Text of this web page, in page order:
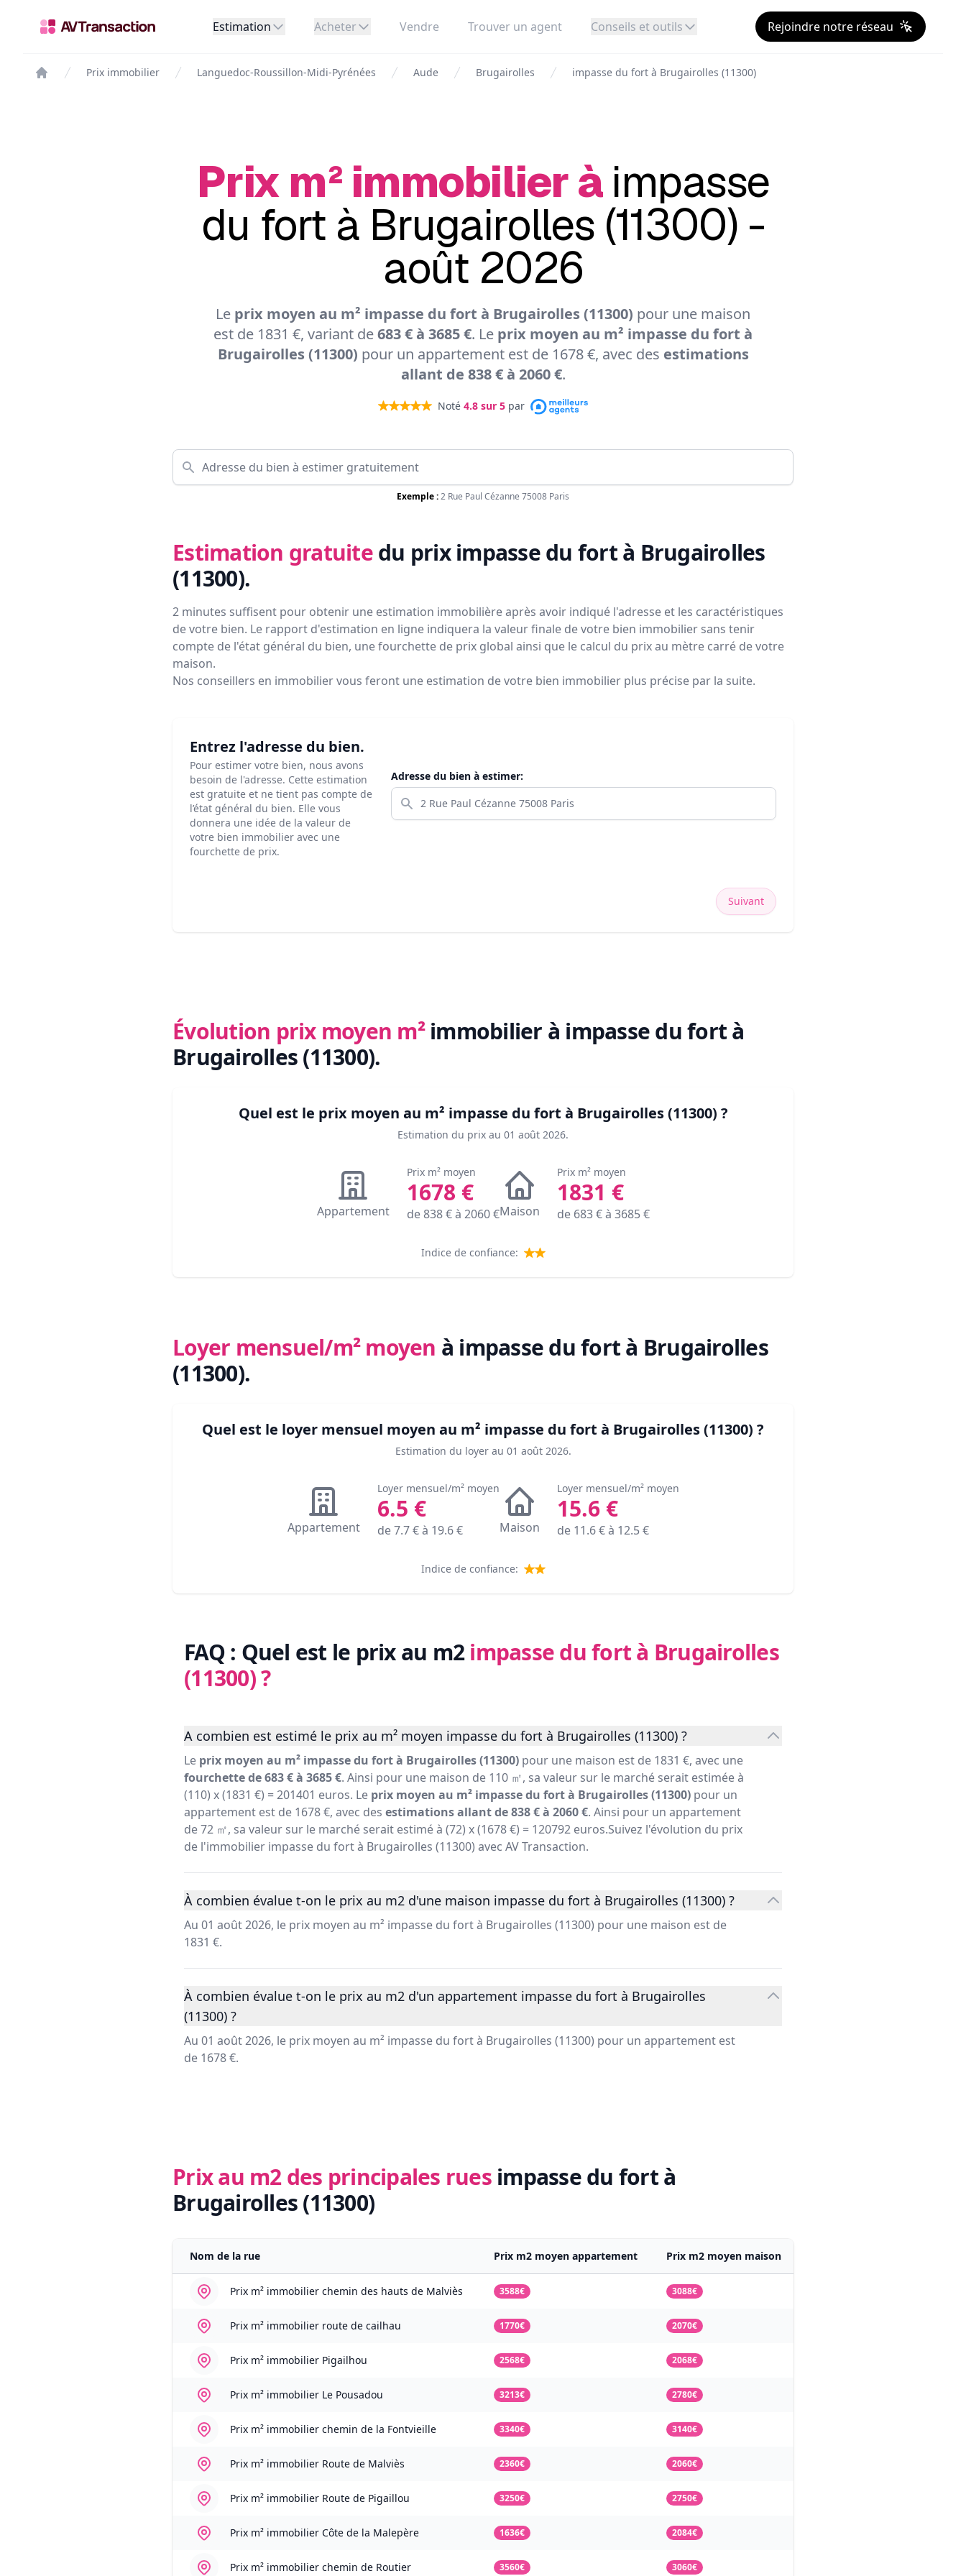
Estimation Acheter Vendre Trouver un agent Conseils et outils Rejoindre notre réseau
Prix immobilier Languedoc-Roussillon-Midi-Pyrénées Aude Brugairolles impasse du fort à Brugairolles (11300)
Prix m² immobilier à impasse
du fort à Brugairolles (11300) -
août 2026
Le prix moyen au m² impasse du fort à Brugairolles (11300) pour une maison
est de 1831 €, variant de683 € à 3685 €. Le prix moyen au m² impasse du fort à
Brugairolles (11300) pour un appartement est de 1678 €, avec des estimations
allant de 838 € à 2060 €.
Noté 4.8 sur 5 par
Exemple :2 Rue Paul Cézanne 75008 Paris
Estimation gratuite du priximpasse du fort à Brugairolles
(11300).
2 minutes suffisent pour obtenir une estimation immobilière après avoir indiqué l'adresse et les caractéristiques
de votre bien. Le rapport d'estimation en ligne indiquera la valeur finale de votre bien immobilier sans tenir
compte de l'état général du bien, une fourchette de prix global ainsi que le calcul du prix au mètre carré de votre
maison.
Nos conseillers en immobilier vous feront une estimation de votre bien immobilier plus précise par la suite.
Entrez l'adresse du bien.
Pour estimer votre bien, nous avons
besoin de l'adresse. Cette estimation
est gratuite et ne tient pas compte de
l’état général du bien. Elle vous
donnera une idée de la valeur de
votre bien immobilier avec une
fourchette de prix.
Adresse du bien à estimer:
Suivant
Évolution prix moyen m² immobilier à impasse du fort à
Brugairolles (11300).
Quel est le prix moyen au m² impasse du fort à Brugairolles (11300) ?
Estimation du prix au 01 août 2026.
Appartement
Prix m² moyen
1678 €
de838€ à 2060€Maison
Prix m² moyen
1831 €
de 683€ à 3685€
Indice de confiance:
Loyer mensuel/m² moyen à impasse du fort à Brugairolles
(11300).
Quel est le loyer mensuel moyen au m² impasse du fort à Brugairolles (11300) ?
Estimation du loyer au 01 août 2026.
Appartement
Loyer mensuel/m² moyen
6.5 €
de7.7€ à 19.6€ Maison
Loyer mensuel/m² moyen
15.6€
de 11.6€ à 12.5€
Indice de confiance:
FAQ : Quel est le prix au m2impasse du fort à Brugairolles
(11300)?
A combien est estimé le prix au m² moyen impasse du fort à Brugairolles (11300) ?
Le prix moyen au m² impasse du fort à Brugairolles (11300) pour une maison est de 1831 €, avec une
fourchette de 683 € à 3685 €. Ainsi pour une maison de 110 ㎡, sa valeur sur le marché serait estimée à
(110) x (1831 €) = 201401 euros. Le prix moyen au m² impasse du fort à Brugairolles (11300) pour un
appartement est de 1678 €, avec des estimations allant de 838 € à 2060 €. Ainsi pour un appartement
de 72 ㎡, sa valeur sur le marché serait estimé à (72) x (1678 €) = 120792 euros.Suivez l'évolution du prix
de l'immobilier impasse du fort à Brugairolles (11300) avec AV Transaction.
À combien évalue t-on le prix au m2 d'une maison impasse du fort à Brugairolles (11300) ?
Au 01 août 2026, le prix moyen au m² impasse du fort à Brugairolles (11300) pour une maison est de
1831 €.
À combien évalue t-on le prix au m2 d'un appartement impasse du fort à Brugairolles
(11300) ?
Au 01 août 2026, le prix moyen au m² impasse du fort à Brugairolles (11300) pour un appartement est
de 1678 €.
Prix au m2 des principales rues impasse du fort à
Brugairolles (11300)
Nom de la rue Prix m2 moyen appartement Prix m2 moyen maison
Prix m² immobilier chemin des hauts de Malviès 3588€ 3088€
Prix m² immobilier route de cailhau 1770€ 2070€
Prix m² immobilier Pigailhou 2568€ 2068€
Prix m² immobilier Le Pousadou 3213€ 2780€
Prix m² immobilier chemin de la Fontvieille 3340€ 3140€
Prix m² immobilier Route de Malviès 2360€ 2060€
Prix m² immobilier Route de Pigaillou 3250€ 2750€
Prix m² immobilier Côte de la Malepère 1636€ 2084€
Prix m² immobilier chemin de Routier 3560€ 3060€